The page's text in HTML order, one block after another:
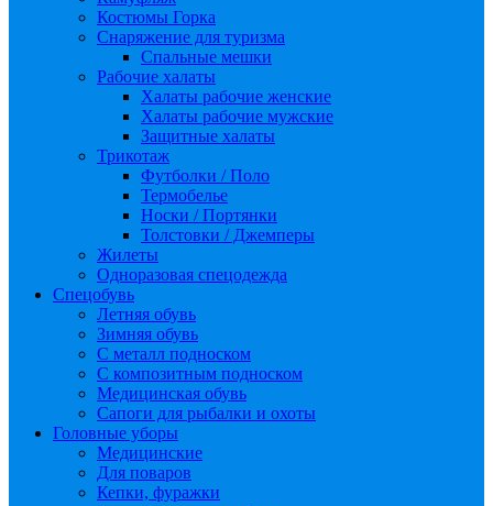
Костюмы Горка
Снаряжение для туризма
Спальные мешки
Рабочие халаты
Халаты рабочие женские
Халаты рабочие мужские
Защитные халаты
Трикотаж
Футболки / Поло
Термобелье
Носки / Портянки
Толстовки / Джемперы
Жилеты
Одноразовая спецодежда
Спецобувь
Летняя обувь
Зимняя обувь
С металл подноском
С композитным подноском
Медицинская обувь
Сапоги для рыбалки и охоты
Головные уборы
Медицинские
Для поваров
Кепки, фуражки